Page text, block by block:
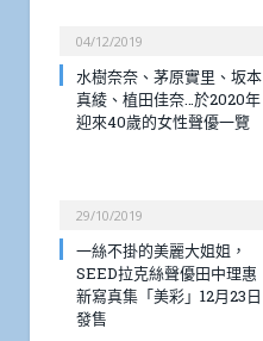
04/12/2019
水樹奈奈、茅原實里、坂本
真綾、植田佳奈…於2020年
迎來40歲的女性聲優一覽
29/10/2019
一絲不掛的美麗大姐姐，
SEED拉克絲聲優田中理惠
新寫真集「美彩」12月23日
發售